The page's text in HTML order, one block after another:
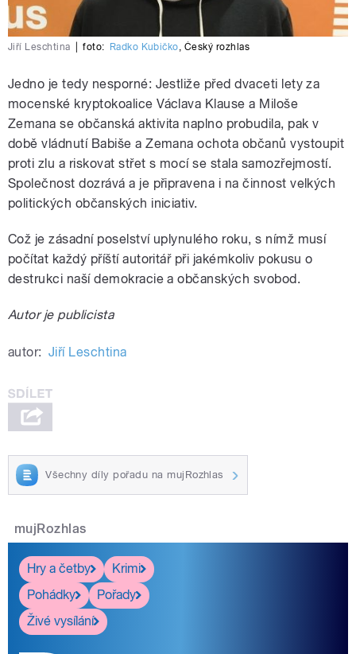
Jiří Leschtina foto: Radko Kubičko, Český rozhlas
Jedno je tedy nesporné: Jestliže před dvaceti lety za
mocenské kryptokoalice Václava Klause a Miloše
Zemana se občanská aktivita naplno probudila, pak v
době vládnutí Babiše a Zemana ochota občanů vystoupit
proti zlu a riskovat střet s mocí se stala samozřejmostí.
Společnost dozrává a je připravena i na činnost velkých
politických občanských iniciativ.
Což je zásadní poselství uplynulého roku, s nímž musí
počítat každý příští autoritář při jakémkoliv pokusu o
destrukci naší demokracie a občanských svobod.
Autor je publicista
autor: Jiří Leschtina
Všechny díly pořadu na mujRozhlas
mujRozhlas
Hry a četby
Krimi
Pohádky
Pořady
Živé vysílání